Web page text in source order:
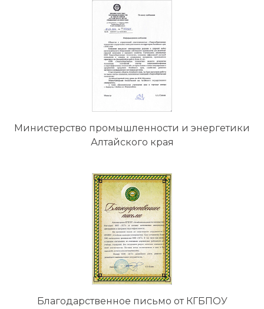
Министерство промышленности и энергетики
Алтайского края
Благодарственное письмо от КГБПОУ